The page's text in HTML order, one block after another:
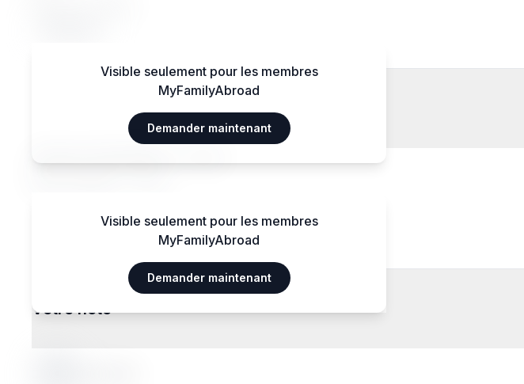
Visible seulement pour les membres
MyFamilyAbroad
Demander maintenant
Visible seulement pour les membres
MyFamilyAbroad
Demander maintenant
Votre hôte